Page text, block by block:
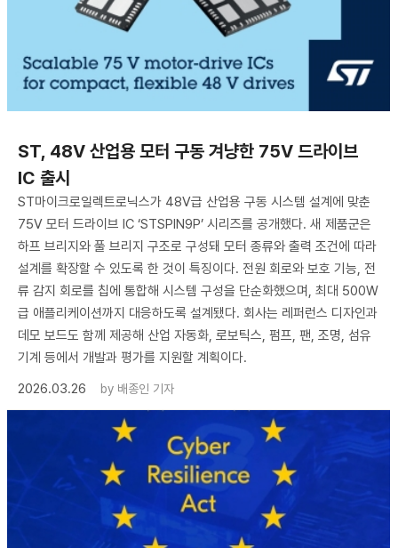
ST, 48V 산업용 모터 구동 겨냥한 75V 드라이브
IC 출시
ST마이크로일렉트로닉스가 48V급 산업용 구동 시스템 설계에 맞춘
75V 모터 드라이브 IC ‘STSPIN9P’ 시리즈를 공개했다. 새 제품군은
하프 브리지와 풀 브리지 구조로 구성돼 모터 종류와 출력 조건에 따라
설계를 확장할 수 있도록 한 것이 특징이다. 전원 회로와 보호 기능, 전
류 감지 회로를 칩에 통합해 시스템 구성을 단순화했으며, 최대 500W
급 애플리케이션까지 대응하도록 설계됐다. 회사는 레퍼런스 디자인과
데모 보드도 함께 제공해 산업 자동화, 로보틱스, 펌프, 팬, 조명, 섬유
기계 등에서 개발과 평가를 지원할 계획이다.
2026.03.26
by 배종인 기자